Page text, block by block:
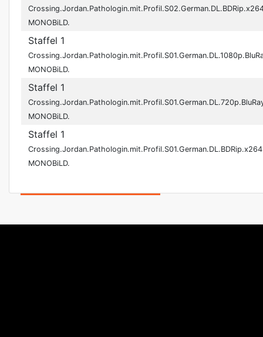
MONOBiLD.
Staffel 1
MONOBiLD.
Staffel 1
MONOBiLD.
Staffel 1
MONOBiLD.